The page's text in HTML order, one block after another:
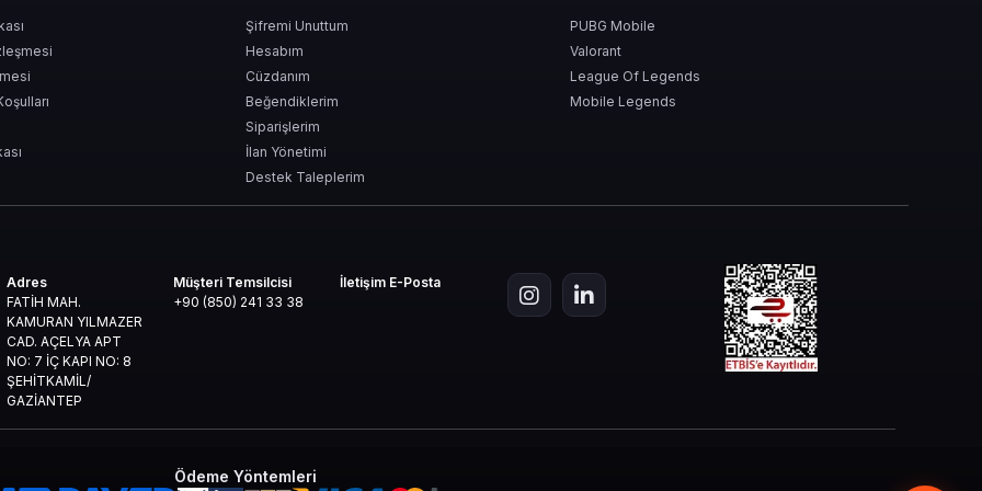
& Emote’lar
stilin konuşsun istiyorsan, Guardian’ını ve emote setini sen seç.
Şifremi Unuttum
Hesabım
Cüzdanım
Beğendiklerim
Siparişlerim
İlan Yönetimi
Destek Taleplerim
PUBG Mobile
Valorant
League Of Legends
Mobile Legends
Adres
FATİH MAH.
KAMURAN YILMAZER
CAD. AÇELYA APT
NO: 7 İÇ KAPI NO: 8
ŞEHİTKAMİL/
GAZİANTEP
Müşteri Temsilcisi
+90 (850) 241 33 38
İletişim E-Posta
Ödeme Yöntemleri